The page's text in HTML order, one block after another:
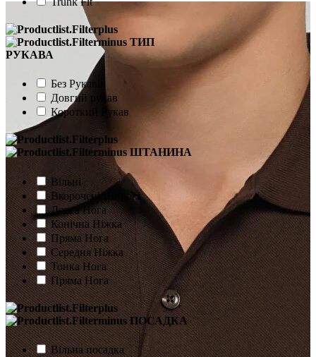
ТИП
РУКАВА
Без Рукавів
Довгий рукав
Короткий Рукав
ШТАНИНА
Вільні
Вкорочені Широкі
Довга Нога
Конічна Ніжка
Пряма Нога
Середня Ніжка
Тонка Нога
Пряма Нога
ПОСАДКА
Вільна посадка